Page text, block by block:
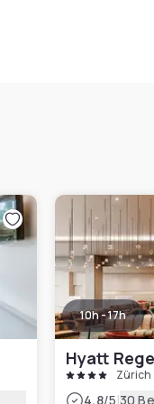
10h - 17h
Hyatt
Zürich
4.8/5 30